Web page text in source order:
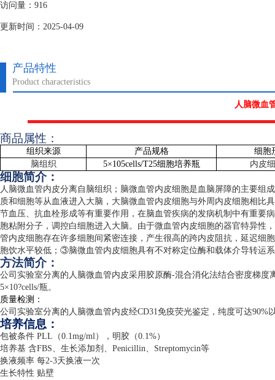
访问量：916
更新时间：2025-04-09
产品特性
Product characteristics
人脑微血
商品属性：
组织来源 产品规格
细胞
脑组织
5×105cells/T25细胞培养瓶 内皮
细胞简介：
人脑微血管内皮分离自脑组织；脑微血管内皮细胞是血脑屏障的主要组
质和细胞等从血液进入大脑，大脑微血管内皮细胞与外周内皮细胞相比
节血压、抗血栓形成等有重要作用，在脑血管疾病的发病机制中有重要
胞粘附分子，调控白细胞进入大脑。由于微血管内皮细胞的器官特异
管内皮细胞存在许多细胞间紧密连接，产生很高的跨内皮阻抗，延迟
胞饮水平较低；③脑微血管内皮细胞具有不对称定位酶和载体介导转运
方法简介：
公司实验室分离的人脑微血管内皮采用胶原酶-混合消化法结合密度梯度
5×10?cells/瓶。
质量检测：
公司实验室分离的人脑微血管内皮经CD31免疫荧光鉴定，纯度可达90%
培养信息：
包被条件 PLL （0.1mg/ml），明胶（0.1%）
培养基 含FBS、生长添加剂、 Penicillin、 Streptomycin等
换液频率 每2-3天换液一次
生长特性 贴壁